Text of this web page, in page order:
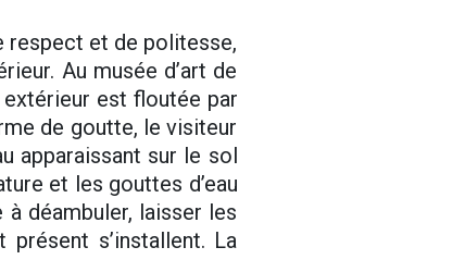
respect et de politesse,
Au musée d’art de
extérieur est floutée par
de goutte, le visiteur
apparaissant sur le sol
et les gouttes d’eau
déambuler, laisser les
s’installent. La